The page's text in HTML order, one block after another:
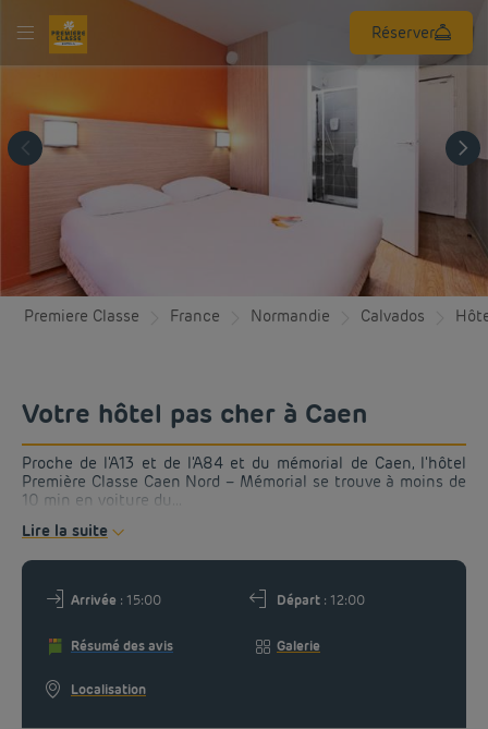
Réserver
S’inscrire
-
LOCALISATION
Premiere Classe France Normandie Calvados
Votre hôtel pas cher à Caen
Proche de l'A13 et de l'A84 et du mémorial de Caen, l'hôtel
Première Classe Caen Nord – Mémorial se trouve à moins de
10 min en voiture du...
Lire la suite
Arrivée : 15:00 Départ : 12:00
Résumé des avis Galerie
Localisation